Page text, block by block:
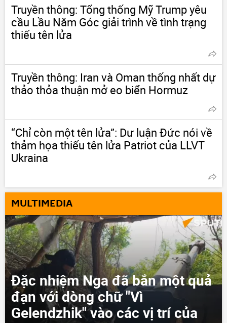
Truyền thông: Tổng thống Mỹ Trump yêu
cầu Lầu Năm Góc giải trình về tình trạng
thiếu tên lửa
Truyền thông: Iran và Oman thống nhất dự
thảo thỏa thuận mở eo biển Hormuz
“Chỉ còn một tên lửa”: Dư luận Đức nói về
thảm họa thiếu tên lửa Patriot của LLVT
Ukraina
MULTIMEDIA
Đặc nhiệm Nga đã bắn một quả
đạn với dòng chữ "Vì
Gelendzhik" vào các vị trí của